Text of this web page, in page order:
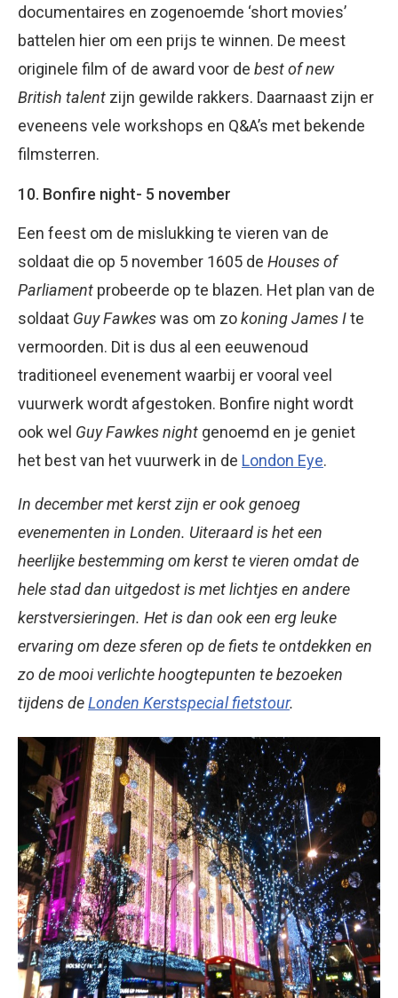
documentaires en zogenoemde ‘short movies’
battelen hier om een prijs te winnen. De meest
originele film of de award voor de best of new
British talent zijn gewilde rakkers. Daarnaast zijn er
eveneens vele workshops en Q&A’s met bekende
filmsterren.
10. Bonfire night- 5 november
Een feest om de mislukking te vieren van de
soldaat die op 5 november 1605 de Houses of
Parliament probeerde op te blazen. Het plan van de
soldaat Guy Fawkeswas om zokoning James Ite
vermoorden. Dit is dus al een eeuwenoud
traditioneel evenement waarbij er vooral veel
vuurwerk wordt afgestoken. Bonfire night wordt
ook wel Guy Fawkes night genoemd en je geniet
het best van het vuurwerk in de London Eye.
In december met kerst zijn er ook genoeg
evenementen in Londen. Uiteraard is het een
heerlijke bestemming om kerst te vieren omdat de
hele stad dan uitgedost is met lichtjes en andere
kerstversieringen. Het is dan ook een erg leuke
ervaring om deze sferen op de fiets te ontdekken en
zo de mooi verlichte hoogtepunten te bezoeken
tijdens deLonden Kerstspecial fietstour.